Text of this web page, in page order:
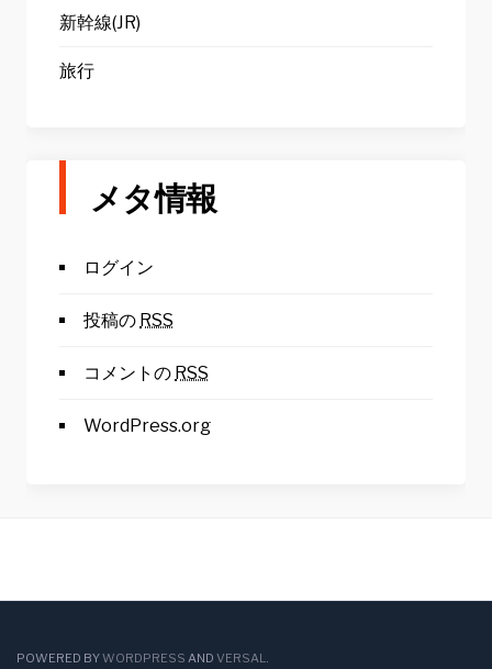
新幹線(JR)
旅行
メタ情報
ログイン
投稿の RSS
コメントの RSS
WordPress.org
POWERED BYWORDPRESS AND VERSAL.